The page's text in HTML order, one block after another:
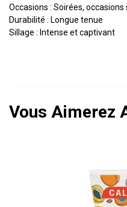
Occasions : Soirées, occasions
Durabilité : Longue tenue
Sillage : Intense et captivant
Vous Aimerez